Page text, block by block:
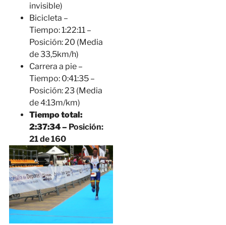
invisible)
Bicicleta –
Tiempo: 1:22:11 –
Posición: 20 (Media
de 33,5km/h)
Carrera a pie –
Tiempo: 0:41:35 –
Posición: 23 (Media
de 4:13m/km)
Tiempo total:
2:37:34 – Posición:
21 de 160